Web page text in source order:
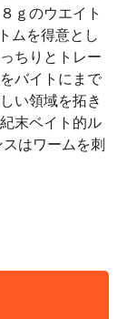
ｇのウエイト
ムを得意とし
ちりとトレー
バイトにまで
い領域を拓き
末ベイト的ル
はワームを刺